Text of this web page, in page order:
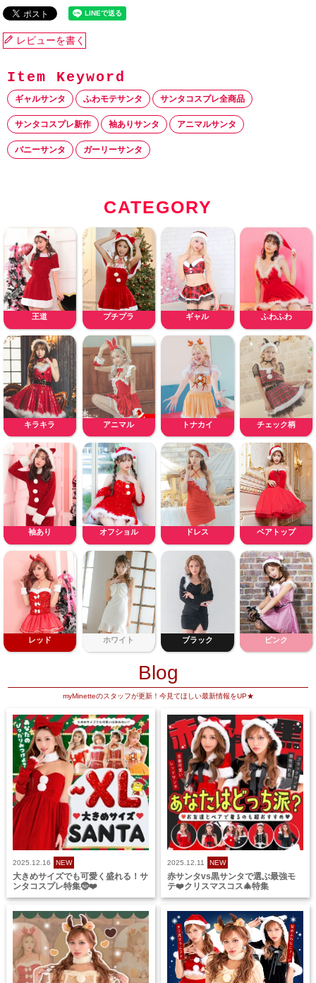
レビューを書く
ギャルサンタ ふわモテサンタ サンタコスプレ全商品
サンタコスプレ新作 袖ありサンタ アニマルサンタ
バニーサンタ ガーリーサンタ
CATEGORY
王道 プチプラ ギャル ふわふわ
キラキラ アニマル トナカイ チェック柄
袖あり オフショル ドレス ベアトップ
レッド ホワイト ブラック ピンク
Blog
myMinetteのスタッフが更新！今見てほしい最新情報をUP★
2025.12.16 NEW
大きめサイズでも可愛く盛れる！サ
ンタコスプレ特集🤶❤️
2025.12.11 NEW
赤サンタvs黒サンタで選ぶ最強モ
テ❤️クリスマスコス🎄特集